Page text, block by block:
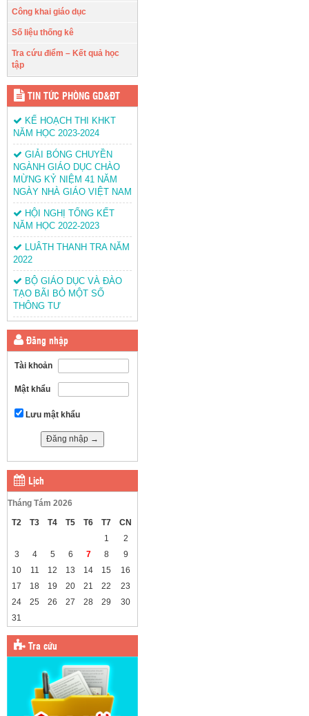
Công khai giáo dục
Số liệu thống kê
Tra cứu điểm – Kết quả học
tập
TIN TỨC PHÒNG GD&ĐT
KẾ HOẠCH THI KHKT
NĂM HỌC 2023-2024
GIẢI BÓNG CHUYỀN
NGÀNH GIÁO DỤC CHÀO
MỪNG KỶ NIỆM 41 NĂM
NGÀY NHÀ GIÁO VIỆT NAM
HỘI NGHỊ TỔNG KẾT
NĂM HỌC 2022-2023
LUÂTH THANH TRA NĂM
2022
BỘ GIÁO DỤC VÀ ĐÀO
TẠO BÃI BỎ MỘT SỐ
THÔNG TƯ
Đăng nhập
Tài khoản
Mật khẩu
Lưu mật khẩu
Lịch
Tháng Tám 2026
T2
T3 T4 T5 T6 T7
CN
1
2
3
4 5 6 7 8
9
10
11 12 13 14 15
16
17
18 19 20 21 22
23
24
25 26 27 28 29
30
31
Tra cứu